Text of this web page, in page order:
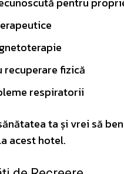
fizică
respiratorii
ta și vrei să
acest hotel.